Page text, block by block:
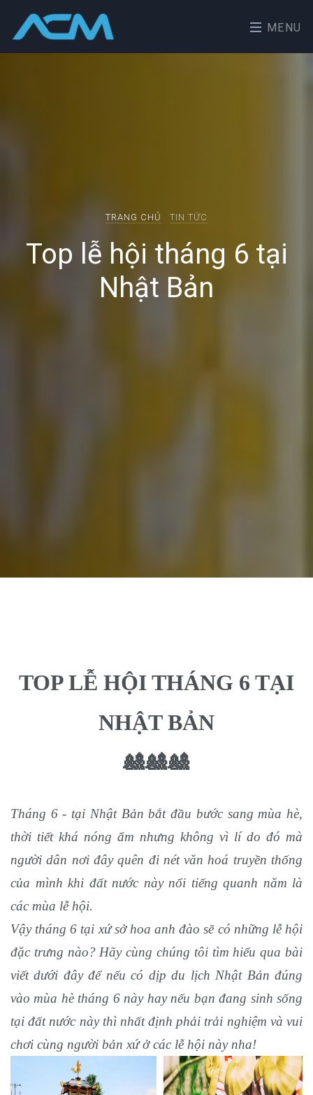
MENU
TRANG CHỦ TIN TỨC
Top lễ hội tháng 6 tại
Nhật Bản
TOP LỄ HỘI THÁNG 6 TẠI
NHẬT BẢN
🎎🎎🎎
Tháng 6 - tại Nhật Bản bắt đầu bước sang mùa hè,
thời tiết khá nóng ẩm nhưng không vì lí do đó mà
người dân nơi đây quên đi nét văn hoá truyền thống
của mình khi đất nước này nổi tiếng quanh năm là
các mùa lễ hội.
Vậy tháng 6 tại xứ sở hoa anh đào sẽ có những lễ hội
đặc trưng nào? Hãy cùng chúng tôi tìm hiểu qua bài
viết dưới đây để nếu có dịp du lịch Nhật Bản đúng
vào mùa hè tháng 6 này hay nếu bạn đang sinh sống
tại đất nước này thì nhất định phải trải nghiệm và vui
chơi cùng người bản xứ ở các lễ hội này nha!